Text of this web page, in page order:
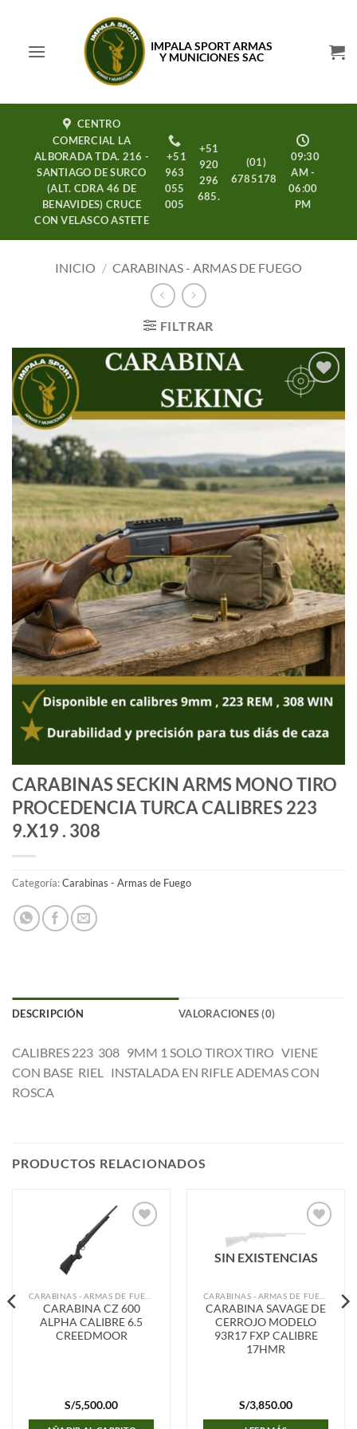
contenido
IMPALA SPORT ARMAS
Y MUNICIONES SAC
CENTRO
COMERCIAL LA
ALBORADA TDA. 216 -
SANTIAGO DE SURCO
(ALT. CDRA 46 DE
BENAVIDES) CRUCE
CON VELASCO ASTETE
09:30
AM -
06:00
PM
+51
963
055
005
+51
920
296
685.
(01)
6785178
INICIO / CARABINAS - ARMAS DE FUEGO
FILTRAR
Añadir
a la
deseos
CARABINAS SECKIN ARMS MONO TIRO
PROCEDENCIA TURCA CALIBRES 223
9.X19 . 308
Categoría:Carabinas - Armas de Fuego
DESCRIPCIÓN VALORACIONES (0)
CALIBRES 223 308 9MM 1 SOLO TIROX TIRO VIENE
CON BASE RIEL INSTALADA EN RIFLE ADEMAS CON
ROSCA
PRODUCTOS RELACIONADOS
CARABINA CZ 600
ALPHA CALIBRE 6.5
CREEDMOOR
S/5,500.00
Añadir
lista de
SIN EXISTENCIAS
CARABINA SAVAGE DE
CERROJO MODELO
93R17 FXP CALIBRE
17HMR
S/3,850.00